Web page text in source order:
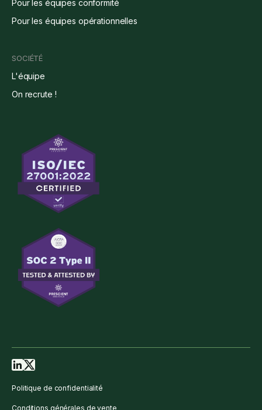
Pour les équipes conformité
Pour les équipes opérationnelles
SOCIÉTÉ
L'équipe
On recrute !
Politique de confidentialité
Conditions générales de vente